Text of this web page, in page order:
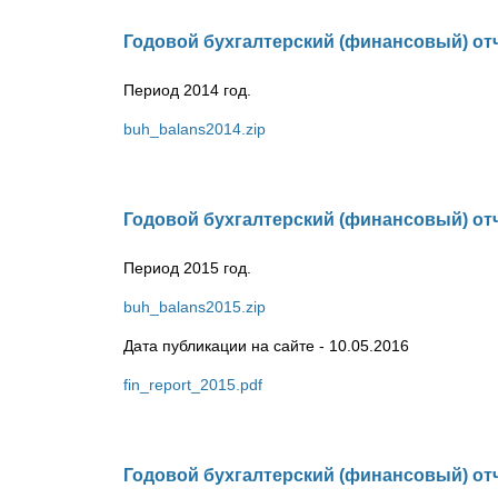
Годовой бухгалтерский (финансовый)
Период 2014 год.
buh_balans2014.zip
Годовой бухгалтерский (финансовый)
Период 2015 год.
buh_balans2015.zip
Дата публикации на сайте - 10.05.2016
fin_report_2015.pdf
Годовой бухгалтерский (финансовый)